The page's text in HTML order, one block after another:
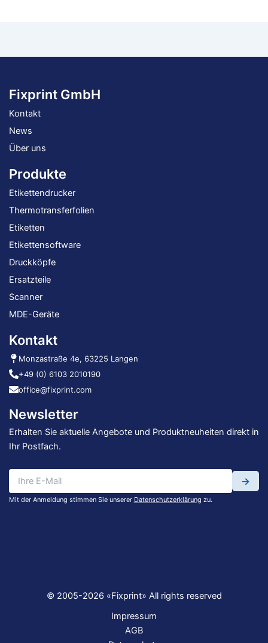
Fixprint GmbH
Kontakt
News
Über uns
Produkte
Etikettendrucker
Thermotransferfolien
Etiketten
Etikettensoftware
Druckköpfe
Ersatzteile
Scanner
MDE-Geräte
Kontakt
Monzastraße 4e, 63225 Langen
+49 (0) 6103 2010190
office@fixprint.com
Newsletter
Erhalten Sie aktuelle Angebote und Produktneuheiten direkt in
Ihr Postfach.
→
Mit der Anmeldung stimmen Sie unserer Datenschutzerklärung zu.
© 2005-2026 «Fixprint» All rights reserved
Impressum
AGB